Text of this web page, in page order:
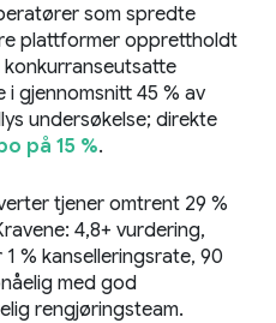
som spredte
plattformer opprettholdt
konkurranseutsatte
gjennomsnitt 45 % av
undersøkelse; direkte
på 15 %.
tjener omtrent 29 %
4,8+ vurdering,
% kanselleringsrate, 90
med god
rengjøringsteam.